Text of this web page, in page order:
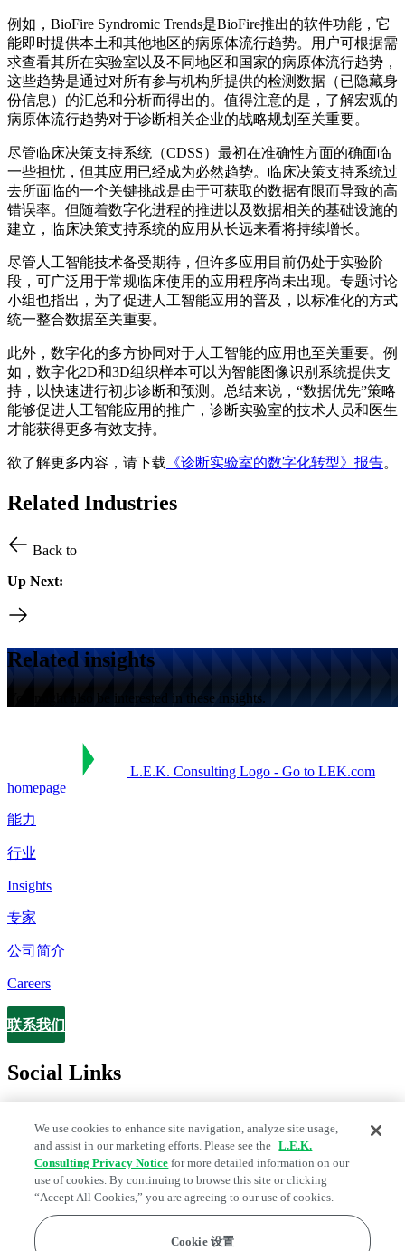
例如，BioFire Syndromic Trends是BioFire推出的软件功能，它
能即时提供本土和其他地区的病原体流行趋势。用户可根据需
求查看其所在实验室以及不同地区和国家的病原体流行趋势，
这些趋势是通过对所有参与机构所提供的检测数据（已隐藏身
份信息）的汇总和分析而得出的。值得注意的是，了解宏观的
病原体流行趋势对于诊断相关企业的战略规划至关重要。
尽管临床决策支持系统（CDSS）最初在准确性方面的确面临
一些担忧，但其应用已经成为必然趋势。临床决策支持系统过
去所面临的一个关键挑战是由于可获取的数据有限而导致的高
错误率。但随着数字化进程的推进以及数据相关的基础设施的
建立，临床决策支持系统的应用从长远来看将持续增长。
尽管人工智能技术备受期待，但许多应用目前仍处于实验阶
段，可广泛用于常规临床使用的应用程序尚未出现。专题讨论
小组也指出，为了促进人工智能应用的普及，以标准化的方式
统一整合数据至关重要。
此外，数字化的多方协同对于人工智能的应用也至关重要。例
如，数字化2D和3D组织样本可以为智能图像识别系统提供支
持，以快速进行初步诊断和预测。总结来说，“数据优先”策略
能够促进人工智能应用的推广，诊断实验室的技术人员和医生
才能获得更多有效支持。
欲了解更多内容，请下载 《诊断实验室的数字化转型》报告。
Related Industries
Back to
Up Next:
Related insights
You might also be interested in these insights.
L.E.K. Consulting Logo - Go to LEK.com
homepage
能力
行业
Insights
专家
公司简介
Careers
Contact
联系我们
Social Links
We use cookies to enhance site navigation, analyze site usage,
and assist in our marketing efforts. Please see the L.E.K.
Consulting Privacy Notice for more detailed information on our
use of cookies. By continuing to browse this site or clicking
“Accept All Cookies,” you are agreeing to our use of cookies.
Cookie 设置